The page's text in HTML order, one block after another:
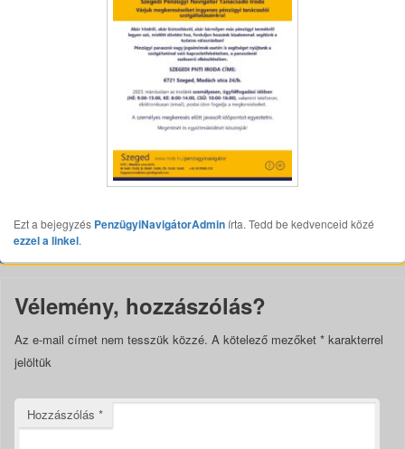
Ezt a bejegyzés PenzügyiNavigátorAdmin írta. Tedd be kedvenceid közé
ezzel a linkel.
Vélemény, hozzászólás?
Az e-mail címet nem tesszük közzé. A kötelező mezőket * karakterrel
jelöltük
Hozzászólás *